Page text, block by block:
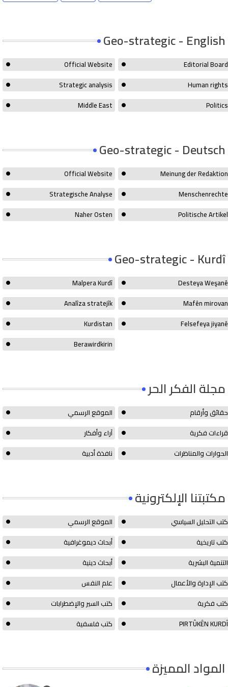
Geo-strategic - English
Official Website
Editorial Board
Strategic analysis
Human rights
Middle East
Politics
Geo-strategic - Deutsch
Official Website
Meinung der Redaktion
Strategische Analyse
Menschenrechte
Naher Osten
Politische Artikel
Geo-strategic - Kurdî
Malpera Kurdî
Desteya Weşanê
Analîza stratejîk
Mafên mirovan
Kurdistan
Felsefeya jiyanê
Berawirdkirin
مجلة الفكر الحر
الموقع الرسمي
حقائق وأرقام
آراء وأفكار
قراءات فكرية
نافذة أدبية
الحوارات والمناظرات
مكتبتنا الإلكترونية
الموقع الرسمي
كتب التحليل السياسي
أبحاث ديموغرافية
كتب تاريخية
أبحاث دينية
التنمية البشرية
علم النفس
كتب الإدارة والأعمال
كتب السير والإضطرابات
كتب فكرية
كتب فلسفية
PIRTÛKÊN KURDÎ
المواد المميزة